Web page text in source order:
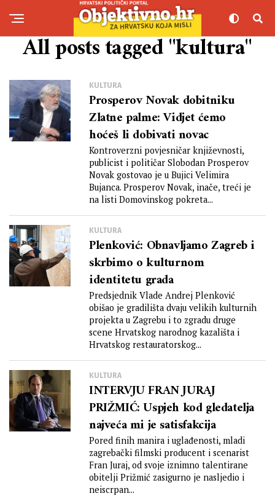
All posts tagged "kultura"
KULTURA
Prosperov Novak dobitniku
Zlatne palme: Vidjet ćemo
hoćeš li dobivati novac
Kontroverzni povjesničar književnosti,
publicist i političar Slobodan Prosperov
Novak gostovao je u Bujici Velimira
Bujanca. Prosperov Novak, inače, treći je
na listi Domovinskog pokreta...
KULTURA
Plenković: Obnavljamo Zagreb i
skrbimo o kulturnom
identitetu grada
Predsjednik Vlade Andrej Plenković
obišao je gradilišta dvaju velikih kulturnih
projekta u Zagrebu i to zgradu druge
scene Hrvatskog narodnog kazališta i
Hrvatskog restauratorskog...
KULTURA
INTERVJU FRAN JURAJ
PRIŽMIĆ: Uspjeh kod gledatelja
najveća mi je satisfakcija
Pored finih manira i uglađenosti, mladi
zagrebački filmski producent i scenarist
Fran Juraj, od svoje iznimno talentirane
obitelji Prižmić zasigurno je nasljedio i
neiscrpan...